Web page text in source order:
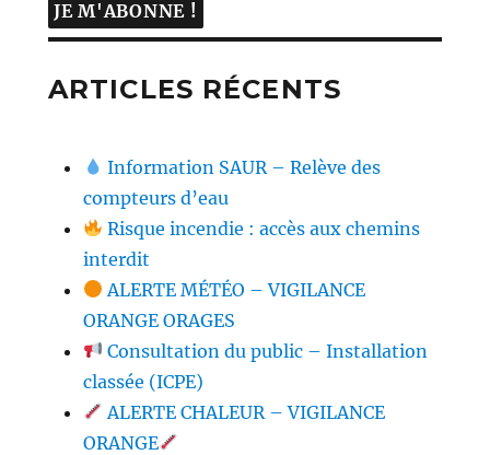
ARTICLES RÉCENTS
Information SAUR – Relève des
compteurs d’eau
Risque incendie : accès aux chemins
interdit
ALERTE MÉTÉO – VIGILANCE
ORANGE ORAGES
Consultation du public – Installation
classée (ICPE)
ALERTE CHALEUR – VIGILANCE
ORANGE